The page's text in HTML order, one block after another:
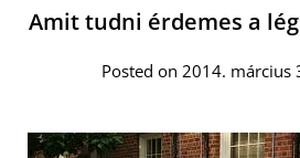
Amit tudni érdemes a
Posted on 2014. március